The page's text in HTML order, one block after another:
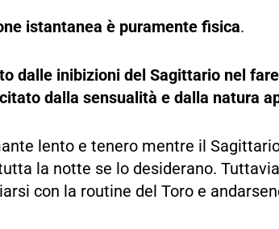
istantanea è puramente fisica.
dalle inibizioni del Sagittario nel
dalla sensualità e dalla natura
lento e tenero mentre il
la notte se lo desiderano.
con la routine del Toro e